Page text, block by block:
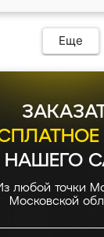
встала на
доработок.
выглядит
Еще
любой точки
Московской